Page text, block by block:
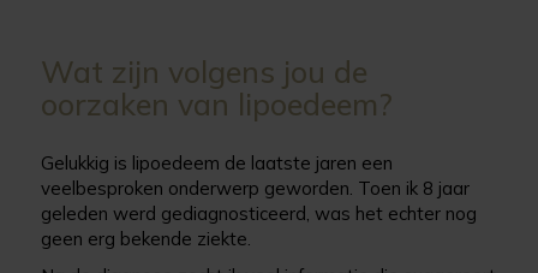
Wat zijn volgens jou de
oorzaken van lipoedeem?
Gelukkig is lipoedeem de laatste jaren een
veelbesproken onderwerp geworden. Toen ik 8 jaar
geleden werd gediagnosticeerd, was het echter nog
geen erg bekende ziekte.